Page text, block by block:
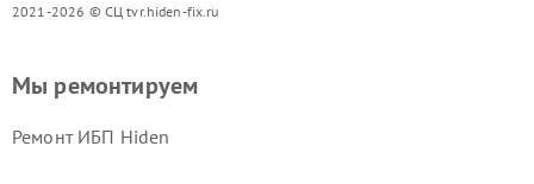
2021-2026 © СЦ tvr.hiden-fix.ru
Мы ремонтируем
Ремонт ИБП Hiden